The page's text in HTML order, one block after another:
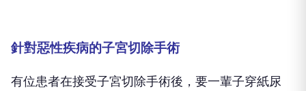
針對惡性疾病的子宮切除手術
有位患者在接受子宮切除手術後，要一輩子穿紙尿